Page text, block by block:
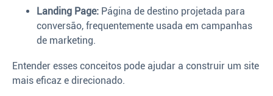
Landing Page: Página de destino projetada para
conversão, frequentemente usada em campanhas
de marketing.
Entender esses conceitos pode ajudar a construir um site
mais eficaz e direcionado.